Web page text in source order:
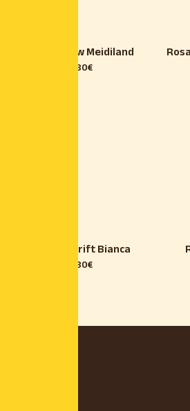
Rosa Yellow Meidiland
8,80€
Rosa Ice Drift Bianca
8,80€